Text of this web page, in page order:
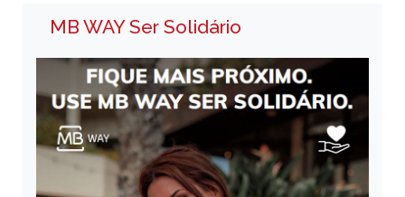
MB WAY Ser Solidário